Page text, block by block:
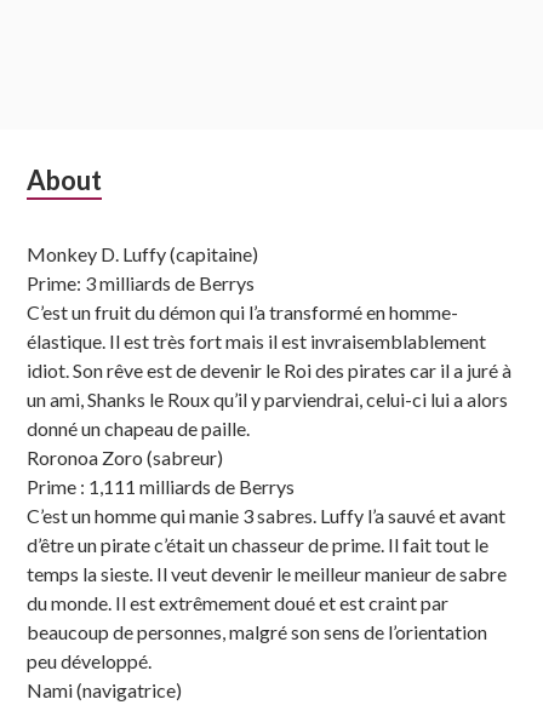
Subsidiary
About
Monkey D. Luffy (capitaine)
Prime: 3 milliards de Berrys
C’est un fruit du démon qui l’a transformé en homme-
élastique. Il est très fort mais il est invraisemblablement
idiot. Son rêve est de devenir le Roi des pirates car il a juré à
un ami, Shanks le Roux qu’il y parviendrai, celui-ci lui a alors
donné un chapeau de paille.
Roronoa Zoro (sabreur)
Prime : 1,111 milliards de Berrys
C’est un homme qui manie 3 sabres. Luffy l’a sauvé et avant
d’être un pirate c’était un chasseur de prime. Il fait tout le
temps la sieste. Il veut devenir le meilleur manieur de sabre
du monde. Il est extrêmement doué et est craint par
beaucoup de personnes, malgré son sens de l’orientation
peu développé.
Nami (navigatrice)